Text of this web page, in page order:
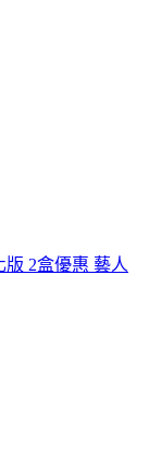
2盒優惠 藝人